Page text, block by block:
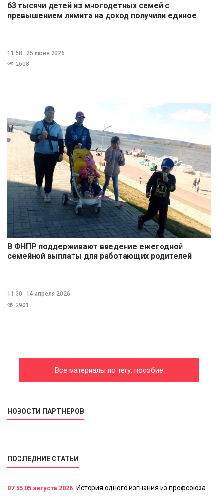
63 тысячи детей из многодетных семей с
превышением лимита на доход получили единое
11:58
25 июня 2026
2608
В ФНПР поддерживают введение ежегодной
семейной выплаты для работающих родителей
11:30
14 апреля 2026
2901
Все материалы по тегу: пособие
НОВОСТИ ПАРТНЕРОВ
ПОСЛЕДНИЕ СТАТЬИ
07:55 05 августа 2026 История одного изгнания из профсоюза